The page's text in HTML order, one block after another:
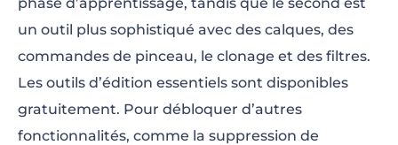
un outil plus sophistiqué avec des calques, des
commandes de pinceau, le clonage et des filtres.
Les outils d’édition essentiels sont disponibles
gratuitement. Pour débloquer d’autres
fonctionnalités, comme la suppression de